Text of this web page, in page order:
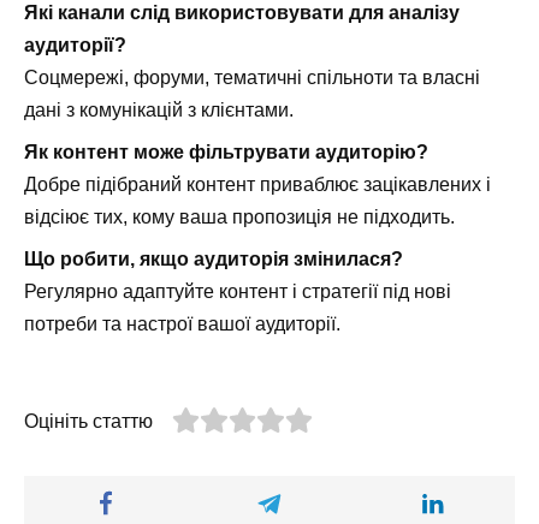
Які канали слід використовувати для аналізу
аудиторії?
Соцмережі, форуми, тематичні спільноти та власні
дані з комунікацій з клієнтами.
Як контент може фільтрувати аудиторію?
Добре підібраний контент приваблює зацікавлених і
відсіює тих, кому ваша пропозиція не підходить.
Що робити, якщо аудиторія змінилася?
Регулярно адаптуйте контент і стратегії під нові
потреби та настрої вашої аудиторії.
Оцініть статтю